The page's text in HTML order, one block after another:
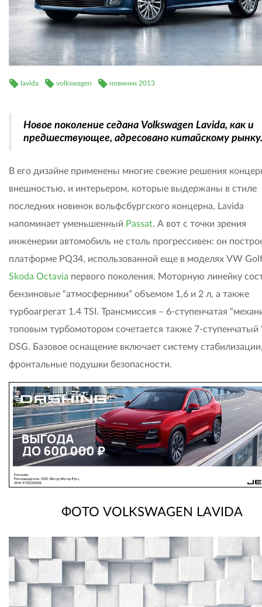
lavida volkswagen новинки 2013
Новое поколение седана Volkswagen Lavida, как и
предшествующее, адресовано китайскому рынку.
В его дизайне применены многие свежие решения
внешностью, и интерьером, которые выдержаны в стиле
последних новинок вольфсбургского концерна, Lavida
напоминает уменьшенный Passat. А вот с точки зрения
инженерии автомобиль не столь прогрессивен: он
платформе PQ34, использованной еще в моделях VW
Skoda Octavia первого поколения. Моторную линейку
бензиновые “атмосферники” объемом 1,6 и 2 л, а также
турбоагрегат 1.4 TSI. Трансмиссия – 6-ступенчатая
топовым турбомотором сочетается также 7-ступенчатый
DSG. Базовое оснащение включает систему
фронтальные подушки безопасности.
ФОТО VOLKSWAGEN LAVIDA